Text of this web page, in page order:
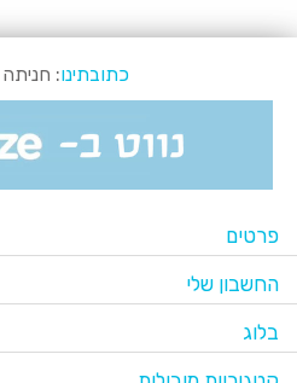
כתובתינו: חניתה 20, חיפה
פרטים
החשבון שלי
בלוג